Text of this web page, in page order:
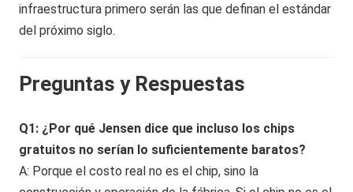
infraestructura primero serán las que definan el estándar
del próximo siglo.
Preguntas y Respuestas
Q1: ¿Por qué Jensen dice que incluso los chips
gratuitos no serían lo suficientemente baratos?
A: Porque el costo real no es el chip, sino la